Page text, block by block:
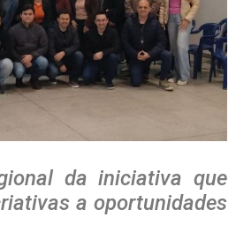
da iniciativa que
a oportunidades